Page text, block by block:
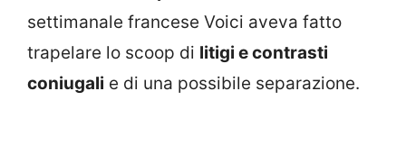
settimanale francese Voici aveva fatto
trapelare lo scoop di litigi e contrasti
coniugali e di una possibile separazione.